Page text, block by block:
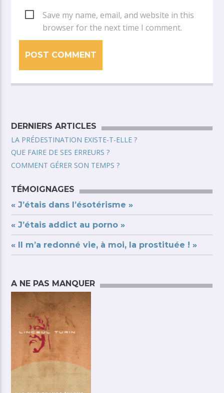
Save my name, email, and website in this
browser for the next time I comment.
DERNIERS ARTICLES
LA PRÉDESTINATION EXISTE-T-ELLE ?
QUE FAIRE DE SES ERREURS ?
COMMENT GÉRER SON TEMPS ?
TÉMOIGNAGES
« J’étais dans l’ésotérisme »
« J’étais addict au porno »
« Il m’a redonné vie, à moi, la prostituée ! »
A NE PAS MANQUER